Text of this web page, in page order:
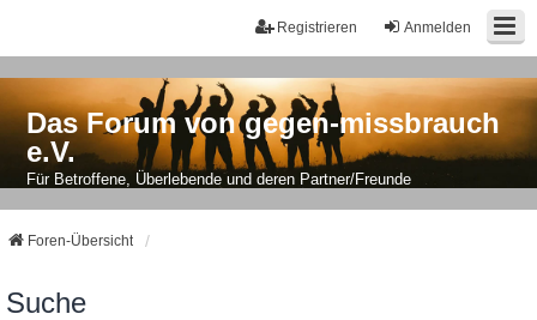
Anmelden
Registrieren
Das Forum von gegen-missbrauch
e.V.
Für Betroffene, Überlebende und deren Partner/Freunde
Foren-Übersicht
Suche